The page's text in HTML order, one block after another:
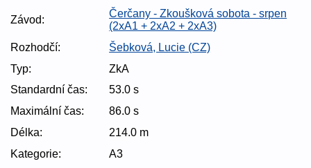
Závod:
Čerčany - Zkoušková sobota - srpen
(2xA1 + 2xA2 + 2xA3)
Rozhodčí:
Šebková, Lucie (CZ)
Typ:
ZkA
Standardní čas:
53.0 s
Maximální čas:
86.0 s
Délka:
214.0 m
Kategorie:
A3